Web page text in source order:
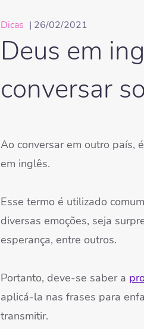
Dicas | 26/02/2021
Deus em
conversar
Ao conversar em outro país,
em inglês.
Esse termo é utilizado
diversas emoções, seja
esperança, entre outros.
Portanto, deve-se saber a
aplicá-la nas frases para
transmitir.